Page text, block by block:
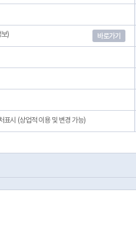
) 바로가기
표시 (상업적 이용 및 변경 가능)